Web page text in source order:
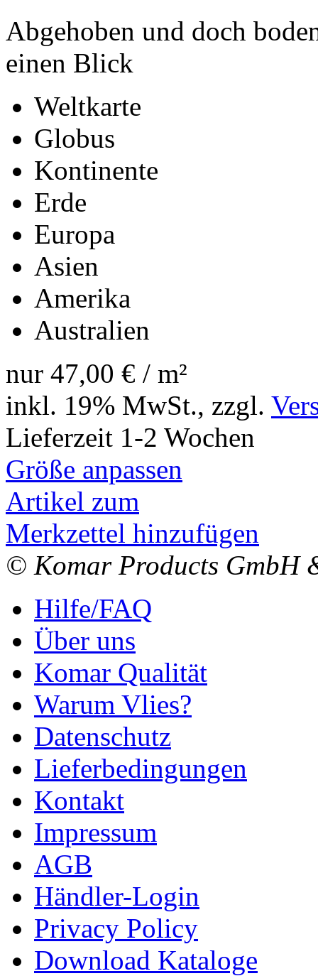
Abgehoben und doch
einen Blick
Weltkarte
Globus
Kontinente
Erde
Europa
Asien
Amerika
Australien
nur 47,00 € / m²
inkl. 19% MwSt., zzgl.
Lieferzeit 1-2 Wochen
Größe anpassen
Artikel zum
Merkzettel hinzufügen
© Komar Products GmbH
Hilfe/FAQ
Über uns
Komar Qualität
Warum Vlies?
Datenschutz
Lieferbedingungen
Kontakt
Impressum
AGB
Händler-Login
Privacy Policy
Download Kataloge